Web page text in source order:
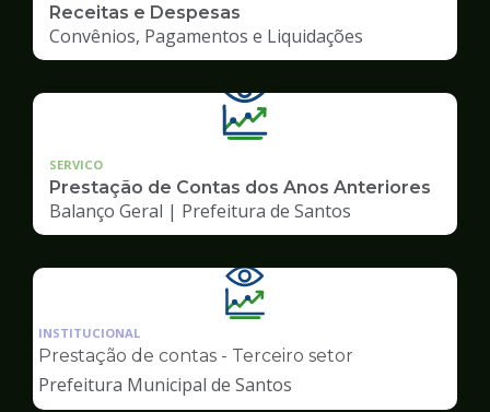
Receitas e Despesas
Convênios, Pagamentos e Liquidações
SERVICO
Prestação de Contas dos Anos Anteriores
Balanço Geral | Prefeitura de Santos
Ilustração
da
pagina
de
Transparência
INSTITUCIONAL
Prestação de contas - Terceiro setor
Prefeitura Municipal de Santos